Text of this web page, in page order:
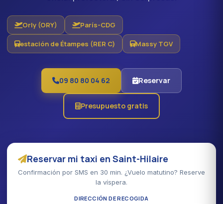
Orly (ORY) París-CDG
estación de Étampes (RER C) Massy TGV
09 80 80 04 62 Reservar
Presupuesto gratis
Reservar mi taxi en Saint-Hilaire
Confirmación por SMS en 30 min. ¿Vuelo matutino? Reserve
la víspera.
DIRECCIÓN DE RECOGIDA